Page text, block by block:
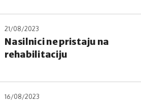
21/08/2023
Nasilnici ne pristaju na
rehabilitaciju
16/08/2023